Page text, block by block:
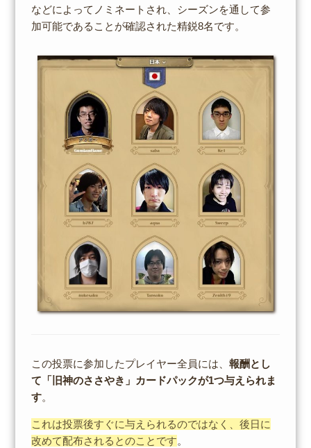
などによってノミネートされ、シーズンを通して参
加可能であることが確認された精鋭8名です。
この投票に参加したプレイヤー全員には、 報酬とし
て「旧神のささやき」カードパックが1つ与えられま
す。
これは投票後すぐに与えられるのではなく、後日に
改めて配布されるとのことです。